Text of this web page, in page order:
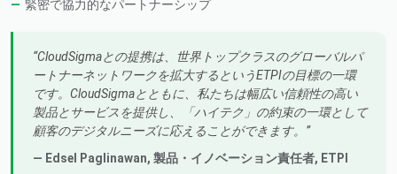
緊密で協力的なパートナーシップ
CloudSigmaとの提携は、世界トップクラスのグローバルパ
ートナーネットワークを拡大するというETPIの目標の一環
です。CloudSigmaとともに、私たちは幅広い信頼性の高い
製品とサービスを提供し、「ハイテク」の約束の一環として
顧客のデジタルニーズに応えることができます。
— Edsel Paglinawan,製品・イノベーション責任者, ETPI